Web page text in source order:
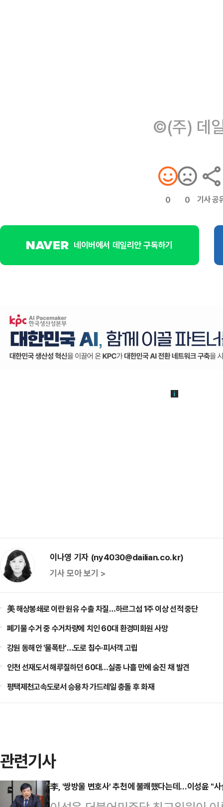
©(주) 데
0 0 기사 공
네이버에서 데일리안 구독하기
이나영 기자 (ny4030@dailian.co.kr)
기사 모아 보기 >
美 해상봉쇄로 이란 원유 수출 차질…하르그섬 1주 이상 선적 중단
폐기물 수거 중 수거차량에 치인 60대 환경미화원 사망
강원 동해안 '물폭탄'…도로 침수·피서객 고립
인천 선재도서 해루질하던 60대…실종 나흘 만에 숨진 채 발견
평택제천고속도로서 승용차 가드레일 충돌 후 화재
관련기사
李, '쌍방울 변호사' 추천에 불쾌했다는데…이성윤 "